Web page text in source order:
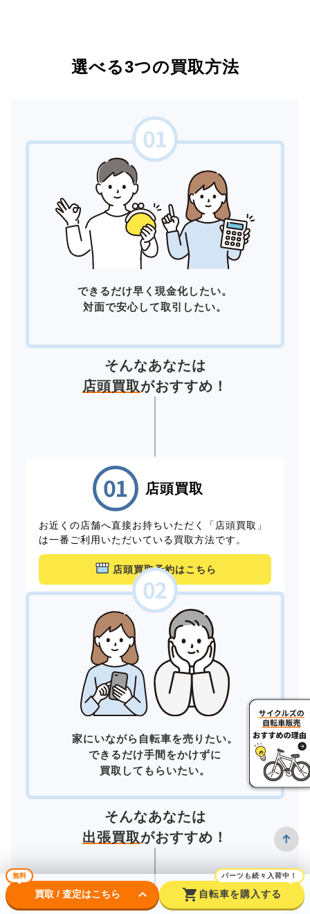
選べる3つの買取方法
できるだけ早く現金化したい。
対面で安心して取引したい。
そんなあなたは
店頭買取がおすすめ！
店頭買取
お近くの店舗へ直接お持ちいただく「店頭買取」
は一番ご利用いただいている買取方法です。
店頭買取予約はこちら
家にいながら自転車を売りたい。
できるだけ手間をかけずに
買取してもらいたい。
そんなあなたは
出張買取がおすすめ！
無料
買取 / 査定はこちら keyboard_arrow_down shopping_cart
パーツも続々入荷中！
自転車を購入する